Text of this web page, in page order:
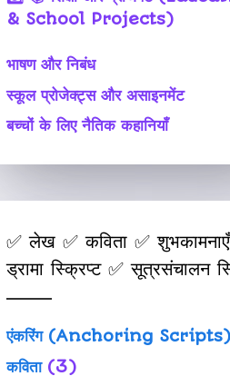
& School Projects)
भाषण और निबंध
स्कूल प्रोजेक्ट्स और असाइनमेंट
बच्चों के लिए नैतिक कहानियाँ
✅ लेख ✅ कविता ✅
ड्रामा स्क्रिप्ट ✅ सूत्रसंचालन
एंकरिंग (Anchoring Scripts)
कविता(3)